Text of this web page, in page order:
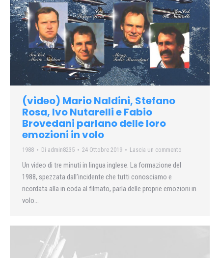
(video) Mario Naldini, Stefano
Rosa, Ivo Nutarelli e Fabio
Brovedani parlano delle loro
emozioni in volo
1988 Di admin8235 24 Ottobre 2019 Lascia un commento
Un video di tre minuti in lingua inglese. La formazione del
1988, spezzata dall’incidente che tutti conosciamo e
ricordata alla in coda al filmato, parla delle proprie emozioni in
volo…